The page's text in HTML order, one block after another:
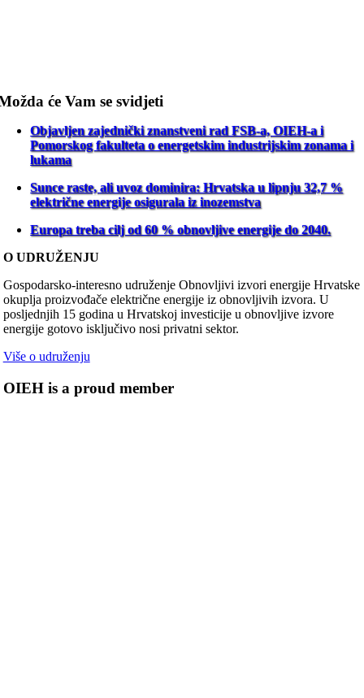
će Vam se svidjeti
Objavljen zajednički znanstveni rad FSB-a, OIEH-a i
Pomorskog fakulteta o energetskim industrijskim zonama i
lukama
Sunce raste, ali uvoz dominira: Hrvatska u lipnju 32,7 %
električne energije osigurala iz inozemstva
Europa treba cilj od 60 % obnovljive energije do 2040.
O UDRUŽENJU
Gospodarsko-interesno udruženje Obnovljivi izvori energije Hrvatske
okuplja proizvođače električne energije iz obnovljivih izvora. U
posljednjih 15 godina u Hrvatskoj investicije u obnovljive izvore
energije gotovo isključivo nosi privatni sektor.
Više o udruženju
OIEH is a proud member